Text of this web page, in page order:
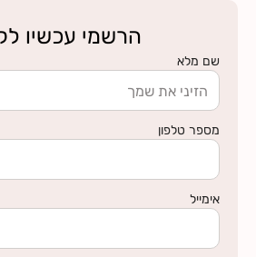
הרשמי עכשיו
שם מלא
מספר טלפון
אימייל